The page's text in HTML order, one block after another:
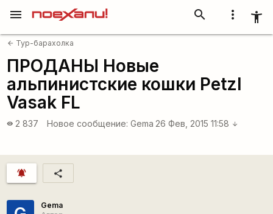
more_vert accessibility_new
search
menu
arrow_back Тур-барахолка
ПРОДАНЫ Новые
альпинистские кошки Petzl
Vasak FL
visibility 2 837 Новое сообщение: Gema 26 Фев, 2015 11:58 arrow_downward
notifications_active share
Gema